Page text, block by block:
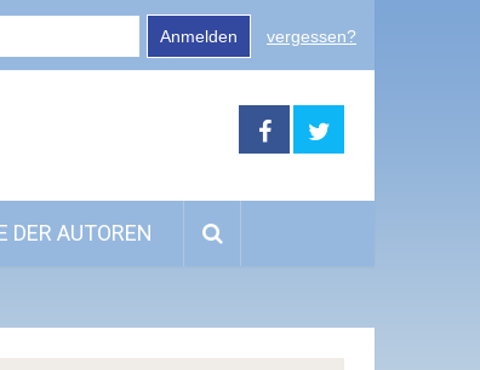
Anmelden vergessen?
DER AUTOREN